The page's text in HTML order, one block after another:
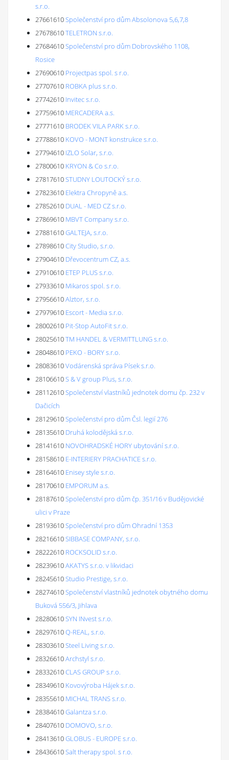
s.r.o.
27661610Společenství pro dům Absolonova 5,6,7,8
27678610TELETRON s.r.o.
27684610Společenství pro dům Dobrovského 1108,
Rosice
27690610 Projectpas spol. s r.o.
27707610 ROBKA plus s.r.o.
27742610 Invitec s.r.o.
27759610 MERCADERA a.s.
27771610 BRODEK VILA PARK s.r.o.
27788610 KOVO - MONT konstrukce s.r.o.
27794610 IZLO Solar, s.r.o.
27800610 KRYON & Co s.r.o.
27817610STUDNY LOUTOCKÝ s.r.o.
27823610 Elektra Chropyně a.s.
27852610 DUAL - MED CZ s.r.o.
27869610 MBVT Company s.r.o.
27881610GALTEJA, s.r.o.
27898610City Studio, s.r.o.
27904610 Dřevocentrum CZ, a.s.
27910610 ETEP PLUS s.r.o.
27933610 Mikaros spol. s r.o.
27956610Alztor, s.r.o.
27979610 Escort - Media s.r.o.
28002610 Pit-Stop AutoFit s.r.o.
28025610TM HANDEL & VERMITTLUNG s.r.o.
28048610 PEKO - BORY s.r.o.
28083610Vodárenská správa Písek s.r.o.
28106610S & V group Plus, s.r.o.
28112610Společenství vlastníků jednotek domu čp. 232 v
Dačicích
28129610Společenství pro dům Čsl. legií 276
28135610 Druhá kolodějská s.r.o.
28141610 NOVOHRADSKÉ HORY ubytování s.r.o.
28158610 E-INTERIERY PRACHATICE s.r.o.
28164610 Enisey style s.r.o.
28170610 EMPORUM a.s.
28187610Společenství pro dům čp. 351/16 v Budějovické
ulici v Praze
28193610Společenství pro dům Ohradní 1353
28216610SIBBASE COMPANY, s.r.o.
28222610 ROCKSOLID s.r.o.
28239610AKATYS s.r.o. v likvidaci
28245610Studio Prestige, s.r.o.
28274610Společenství vlastníků jednotek obytného domu
Buková 556/3, Jihlava
28280610SYN INvest s.r.o.
28297610Q-REAL, s.r.o.
28303610Steel Living s.r.o.
28326610Archstyl s.r.o.
28332610CLAS GROUP s.r.o.
28349610 Kovovýroba Hájek s.r.o.
28355610 MICHAL TRANS s.r.o.
28384610Galantza s.r.o.
28407610 DOMOVO, s.r.o.
28413610GLOBUS - EUROPE s.r.o.
28436610Salt therapy spol. s r.o.